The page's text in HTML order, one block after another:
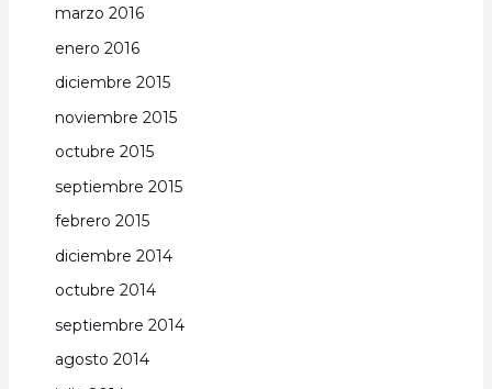
marzo 2016
enero 2016
diciembre 2015
noviembre 2015
octubre 2015
septiembre 2015
febrero 2015
diciembre 2014
octubre 2014
septiembre 2014
agosto 2014